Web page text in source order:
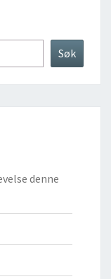
Søk
denne